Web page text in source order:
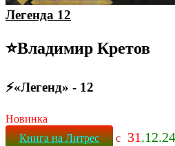
Легенда 12
⭐️Владимир Кретов
⚡«Легенд» - 12
Новинка
Книга на Литрес
с 31.12.24